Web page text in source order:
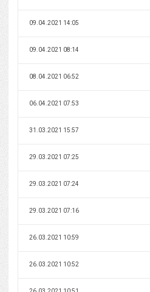
09.04.2021 14:05
09.04.2021 08:14
08.04.2021 06:52
06.04.2021 07:53
31.03.2021 15:57
29.03.2021 07:25
29.03.2021 07:24
29.03.2021 07:16
26.03.2021 10:59
26.03.2021 10:52